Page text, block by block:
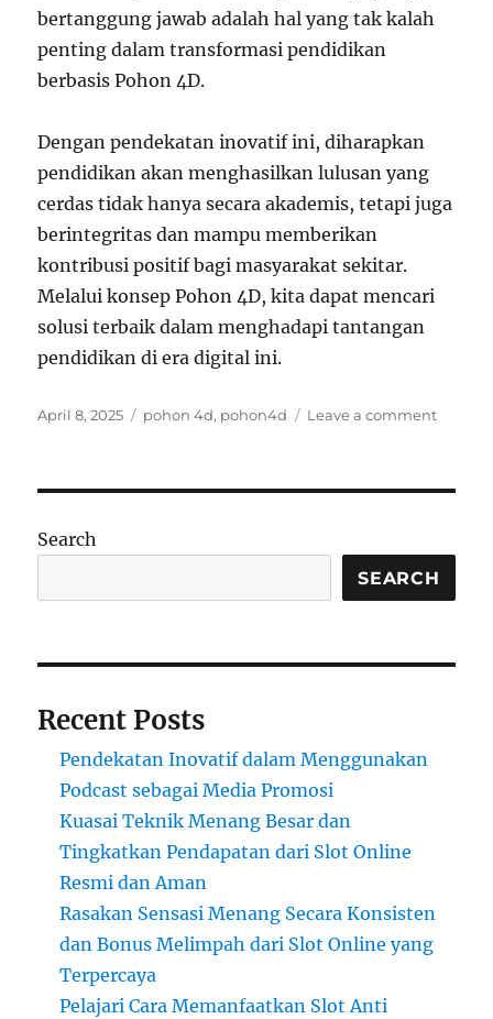
bertanggung jawab adalah hal yang tak kalah
penting dalam transformasi pendidikan
berbasis Pohon 4D.
Dengan pendekatan inovatif ini, diharapkan
pendidikan akan menghasilkan lulusan yang
cerdas tidak hanya secara akademis, tetapi juga
berintegritas dan mampu memberikan
kontribusi positif bagi masyarakat sekitar.
Melalui konsep Pohon 4D, kita dapat mencari
solusi terbaik dalam menghadapi tantangan
pendidikan di era digital ini.
Posted
April 8, 2025 Tags
pohon 4d, pohon4d Leave a commenton
Tren
Pasar
Search
SEARCH
Recent Posts
Pendekatan Inovatif dalam Menggunakan
Podcast sebagai Media Promosi
Kuasai Teknik Menang Besar dan
Tingkatkan Pendapatan dari Slot Online
Resmi dan Aman
Rasakan Sensasi Menang Secara Konsisten
dan Bonus Melimpah dari Slot Online yang
Terpercaya
Pelajari Cara Memanfaatkan Slot Anti